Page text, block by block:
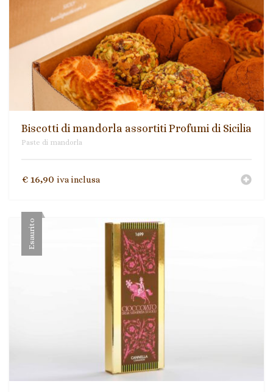
Ingredienti per ricette
Biscotti Integrali Senza Olio di Palma
Mieli di Sicilia
Paste di mandorla
Torroni
Biscotti di mandorla assortiti Profumi di Sicilia
Paste di mandorla
€ 16,90 iva inclusa
Esaurito